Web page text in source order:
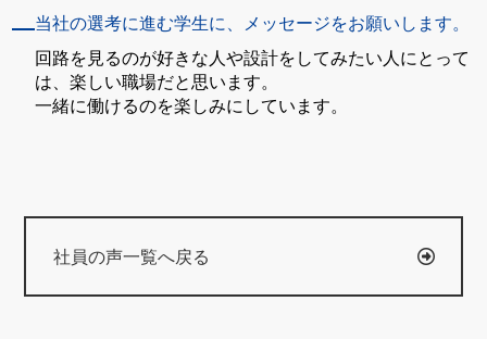
当社の選考に進む学生に、メッセージをお願いします。
回路を見るのが好きな人や設計をしてみたい人にとって
は、楽しい職場だと思います。
一緒に働けるのを楽しみにしています。
社員の声一覧へ戻る